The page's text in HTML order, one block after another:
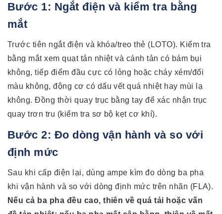
Bước 1: Ngắt điện và kiểm tra bằng
mắt
Trước tiên ngắt điện và khóa/treo thẻ (LOTO). Kiểm tra
bằng mắt xem quạt tản nhiệt và cánh tản có bám bụi
không, tiếp điểm đầu cực có lỏng hoặc cháy xém/đổi
màu không, động cơ có dấu vết quá nhiệt hay mùi lạ
không. Đồng thời quay trục bằng tay để xác nhận trục
quay trơn tru (kiểm tra sơ bộ kẹt cơ khí).
Bước 2: Đo dòng vận hành và so với
định mức
Sau khi cấp điện lại, dùng ampe kìm đo dòng ba pha
khi vận hành và so với dòng định mức trên nhãn (FLA).
Nếu cả ba pha đều cao, thiên về quá tải hoặc vấn